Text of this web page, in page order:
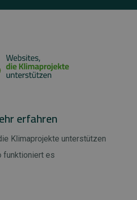
erfahren
Klimaprojekte unterstützen
funktioniert es